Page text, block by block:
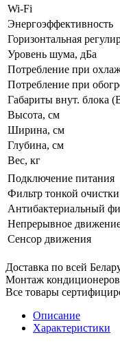
Wi-Fi
Энергоэффективность
Горизонтальная
Уровень шума, дБа
Потребление при
Потребление при
Габариты внут. блока
Высота, см
Ширина, см
Глубина, см
Вес, кг
Подключение питания
Фильтр тонкой очистки
Антибактериальный
Непрерывное
Сенсор движения
Доставка по всей
Монтаж
Все товары
Описание
Характеристики